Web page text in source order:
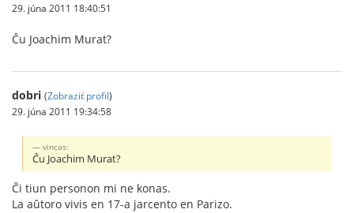
29. júna 2011 18:40:51
Ĉu Joachim Murat?
dobri (Zobraziť profil)
29. júna 2011 19:34:58
vincas:
Ĉu Joachim Murat?
Ĉi tiun personon mi ne konas.
La aŭtoro vivis en 17-a jarcento en Parizo.